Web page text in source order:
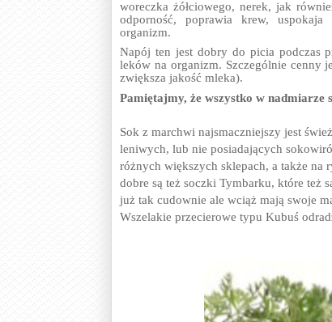
woreczka żółciowego, nerek, jak
odporność, poprawia krew,
organizm.
Napój ten jest dobry do picia podczas
leków na organizm. Szczególnie cenny
zwiększa jakość mleka).
Pamiętajmy, że wszystko w
Sok z marchwi najsmaczniejszy jest
leniwych, lub nie posiadających
różnych większych sklepach, a także na
dobre są też soczki Tymbarku, które też
już tak cudownie ale wciąż mają swoje
Wszelakie przecierowe typu Kubuś